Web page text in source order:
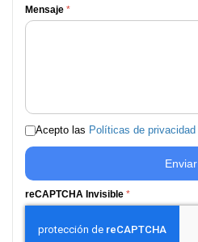
Mensaje *
Acepto las Políticas de privacidad
Enviar
reCAPTCHA Invisible *